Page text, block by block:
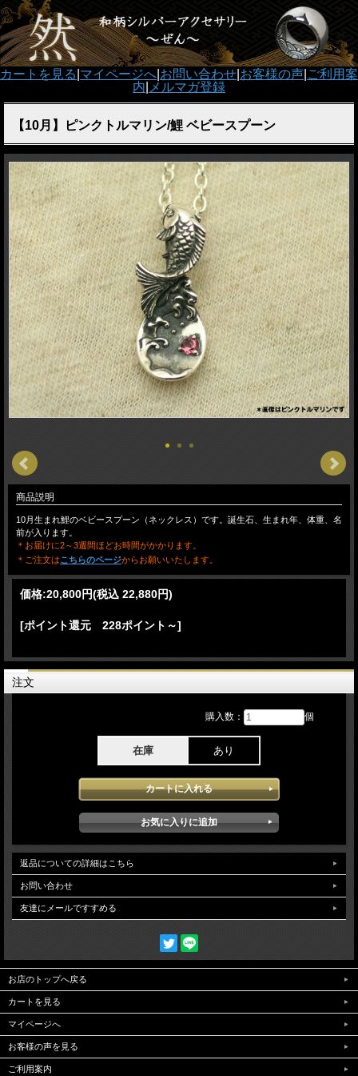
カートを見る マイページへ お問い合わせ お客様の声 ご利用案
内 メルマガ登録
【10月】ピンクトルマリン/鯉 ベビースプーン
商品説明
10月生まれ鯉のベビースプーン（ネックレス）です。誕生石、生まれ年、体重、名
前が入ります。
＊お届けに2～3週間ほどお時間がかかります。
＊ご注文はこちらのページからお願いいたします。
価格:20,800円(税込 22,880円)
[ポイント還元 228ポイント～]
注文
購入数： 個
在庫 あり
返品についての詳細はこちら
お問い合わせ
友達にメールですすめる
お店のトップへ戻る
カートを見る
マイページへ
お客様の声を見る
ご利用案内